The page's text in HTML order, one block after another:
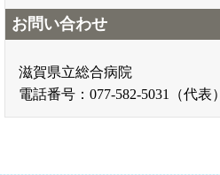
お問い合わせ
滋賀県立総合病院
電話番号：077-582-5031（代表）